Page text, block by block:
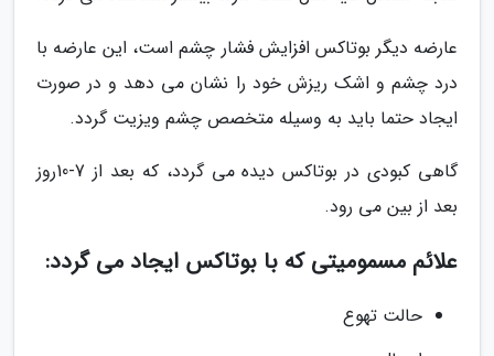
عارضه دیگر بوتاکس افزایش فشار چشم است، این عارضه با
درد چشم و اشک ریزش خود را نشان می دهد و در صورت
ایجاد حتما باید به وسیله متخصص چشم ویزیت گردد.
گاهی کبودى در بوتاکس دیده می گردد، که بعد از 7-10روز
بعد از بین می رود.
علائم مسمومیتی که با بوتاکس ایجاد می گردد:
حالت تهوع